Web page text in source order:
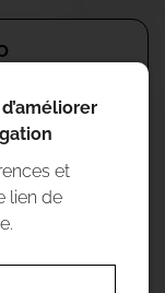
et
lien de